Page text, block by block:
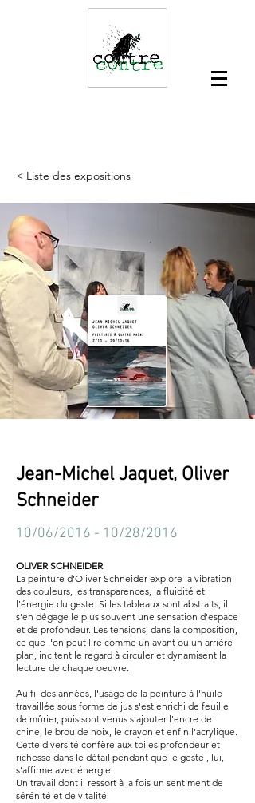
< Liste des expositions
Jean-Michel Jaquet, Oliver
Schneider
10/06/2016 - 10/28/2016
OLIVER SCHNEIDER
La peinture d'Oliver Schneider explore la vibration
des couleurs, les transparences, la fluidité et
l'énergie du geste. Si les tableaux sont abstraits, il
s'en dégage le plus souvent une sensation d'espace
et de profondeur. Les tensions, dans la composition,
ce que l'on peut lire comme un avant ou un arrière
plan, incitent le regard à circuler et dynamisent la
lecture de chaque oeuvre.
Au fil des années, l'usage de la peinture à l'huile
travaillée sous forme de jus s'est enrichi de feuille
de mûrier, puis sont venus s'ajouter l'encre de
chine, le brou de noix, le crayon et enfin l'acrylique.
Cette diversité confère aux toiles profondeur et
richesse dans le détail pendant que le geste , lui,
s'affirme avec énergie.
Un travail dont il ressort à la fois un sentiment de
sérénité et de vitalité.